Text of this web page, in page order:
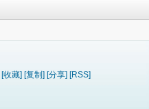
[收藏] [复制] [分享] [RSS]